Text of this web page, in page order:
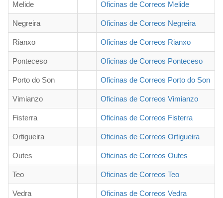
Melide Oficinas de Correos Melide
Negreira Oficinas de Correos Negreira
Rianxo Oficinas de Correos Rianxo
Ponteceso Oficinas de Correos Ponteceso
Porto do Son Oficinas de Correos Porto do Son
Vimianzo Oficinas de Correos Vimianzo
Fisterra Oficinas de Correos Fisterra
Ortigueira Oficinas de Correos Ortigueira
Outes Oficinas de Correos Outes
Teo Oficinas de Correos Teo
Vedra Oficinas de Correos Vedra